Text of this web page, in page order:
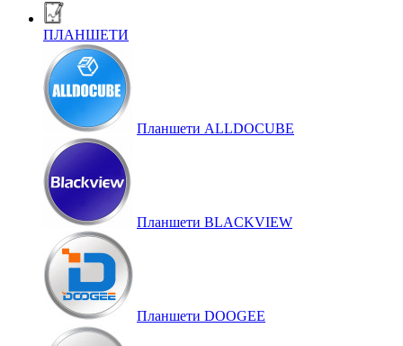
ПЛАНШЕТИ
Планшети ALLDOCUBE
Планшети BLACKVIEW
Планшети DOOGEE